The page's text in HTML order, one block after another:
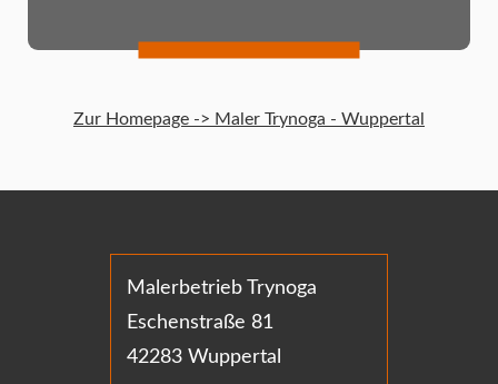
Zur Homepage -> Maler Trynoga - Wuppertal
Malerbetrieb Trynoga
Eschenstraße 81
42283 Wuppertal